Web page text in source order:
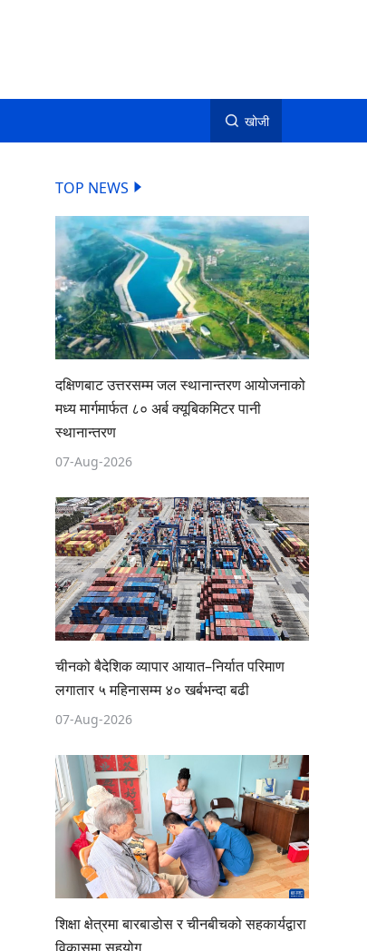
खोजी
TOP NEWS
दक्षिणबाट उत्तरसम्म जल स्थानान्तरण आयोजनाको
मध्य मार्गमार्फत ८० अर्ब क्यूबिकमिटर पानी
स्थानान्तरण
07-Aug-2026
चीनको बैदेशिक व्यापार आयात–निर्यात परिमाण
लगातार ५ महिनासम्म ४० खर्बभन्दा बढी
07-Aug-2026
शिक्षा क्षेत्रमा बारबाडोस र चीनबीचको सहकार्यद्वारा